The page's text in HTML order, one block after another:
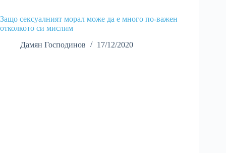
Защо сексуалният морал може да е много по-важен
отколкото си мислим
Дамян Господинов
17/12/2020